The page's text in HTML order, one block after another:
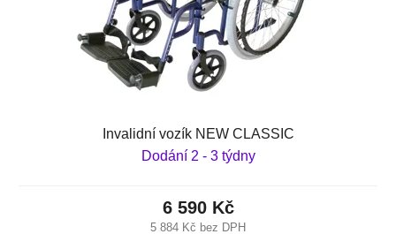
Invalidní vozík NEW CLASSIC
Dodání 2 - 3 týdny
5 884 Kč bez DPH
6 590 Kč